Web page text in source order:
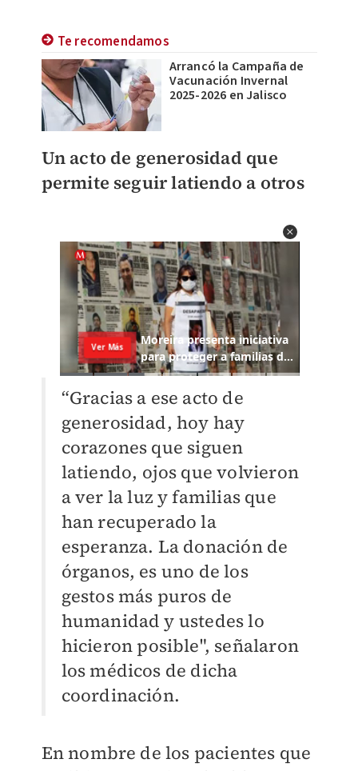
Te recomendamos
Arrancó la Campaña de
Vacunación Invernal
2025-2026 en Jalisco
Un acto de generosidad que
permite seguir latiendo a otros
“Gracias a ese acto de
generosidad, hoy hay
corazones que siguen
latiendo, ojos que volvieron
a ver la luz y familias que
han recuperado la
esperanza. La donación de
órganos, es uno de los
gestos más puros de
humanidad y ustedes lo
hicieron posible", señalaron
los médicos de dicha
coordinación.
En nombre de los pacientes que